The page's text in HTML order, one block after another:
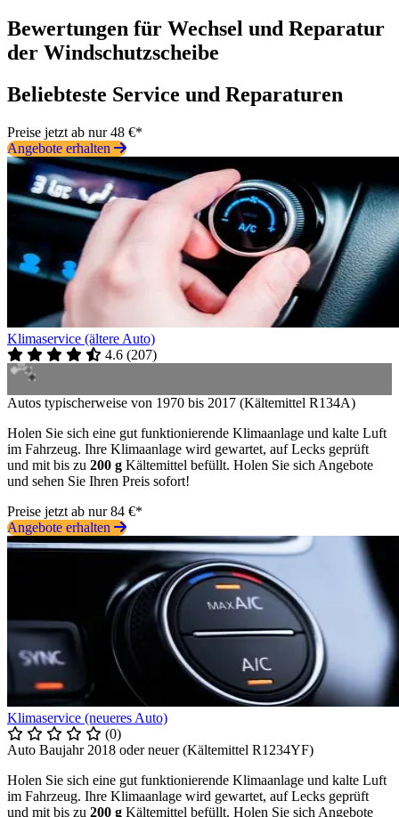
Bewertungen für Wechsel und Reparatur
der Windschutzscheibe
Beliebteste Service und Reparaturen
Preise jetzt ab nur 48 €*
Angebote erhalten
Klimaservice (ältere Auto)
4.6 (207)
Autos typischerweise von 1970 bis 2017 (Kältemittel R134A)
Holen Sie sich eine gut funktionierende Klimaanlage und kalte Luft
im Fahrzeug. Ihre Klimaanlage wird gewartet, auf Lecks geprüft
und mit bis zu 200 g Kältemittel befüllt. Holen Sie sich Angebote
und sehen Sie Ihren Preis sofort!
Preise jetzt ab nur 84 €*
Angebote erhalten
Klimaservice (neueres Auto)
(0)
Auto Baujahr 2018 oder neuer (Kältemittel R1234YF)
Holen Sie sich eine gut funktionierende Klimaanlage und kalte Luft
im Fahrzeug. Ihre Klimaanlage wird gewartet, auf Lecks geprüft
und mit bis zu 200 g Kältemittel befüllt. Holen Sie sich Angebote